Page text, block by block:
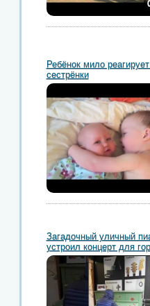
Ребёнок мило
сестрёнки
Загадочный уличный
устроил концерт для